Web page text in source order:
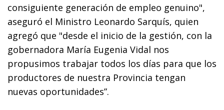
consiguiente generación de empleo genuino",
aseguró el Ministro Leonardo Sarquís, quien
agregó que "desde el inicio de la gestión, con la
gobernadora María Eugenia Vidal nos
propusimos trabajar todos los días para que los
productores de nuestra Provincia tengan
nuevas oportunidades”.